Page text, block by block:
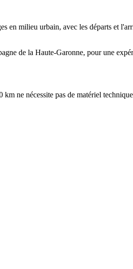
en milieu urbain, avec les départs et
de la Haute-Garonne, pour une
ne nécessite pas de matériel